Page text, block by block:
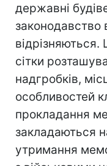
державні
законодавство
відрізняються.
сітки
надгробків,
особливостей
прокладання
закладаються
утримання